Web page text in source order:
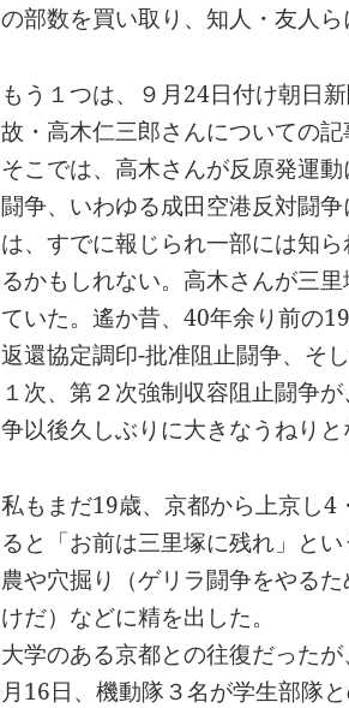
の部数を買い取り、知人・友人ら
もう１つは、９月24日付け朝日
故・高木仁三郎さんについての記
そこでは、高木さんが反原発運
闘争、いわゆる成田空港反対闘
は、すでに報じられ一部には知
るかもしれない。高木さんが三
ていた。遙か昔、40年余り前の
返還協定調印-批准阻止闘争、そ
１次、第２次強制収容阻止闘争
争以後久しぶりに大きなうねりと
私もまだ19歳、京都から上京し
ると「お前は三里塚に残れ」と
農や穴掘り（ゲリラ闘争をやる
けだ）などに精を出した。
大学のある京都との往復だった
月16日、機動隊３名が学生部隊